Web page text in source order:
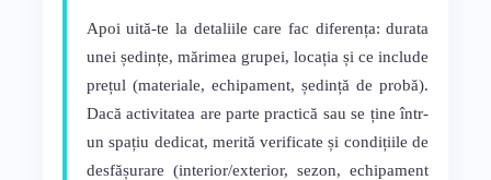
Apoi uită-te la detaliile care fac diferența: durata
unei ședințe, mărimea grupei, locația și ce include
prețul (materiale, echipament, ședință de probă).
Dacă activitatea are parte practică sau se ține într-
un spațiu dedicat, merită verificate și condițiile de
desfășurare (interior/exterior, sezon, echipament